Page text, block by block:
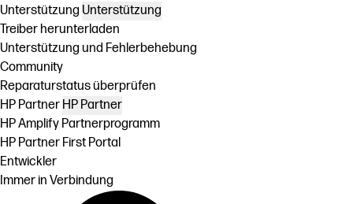
Unterstützung Unterstützung
Treiber herunterladen
Unterstützung und Fehlerbehebung
Community
Reparaturstatus überprüfen
HP Partner HP Partner
HP Amplify Partnerprogramm
HP Partner First Portal
Entwickler
Immer in Verbindung